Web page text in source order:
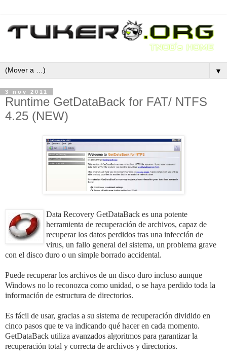
▼
3 nov 2011
Runtime GetDataBack for FAT/ NTFS
4.25 (NEW)
Data Recovery GetDataBack es una potente
herramienta de recuperación de archivos, capaz de
recuperar los datos perdidos tras una infección de
virus, un fallo general del sistema, un problema grave
con el disco duro o un simple borrado accidental.
Puede recuperar los archivos de un disco duro incluso aunque
Windows no lo reconozca como unidad, o se haya perdido toda la
información de estructura de directorios.
Es fácil de usar, gracias a su sistema de recuperación dividido en
cinco pasos que te va indicando qué hacer en cada momento.
GetDataBack utiliza avanzados algoritmos para garantizar la
recuperación total y correcta de archivos y directorios.